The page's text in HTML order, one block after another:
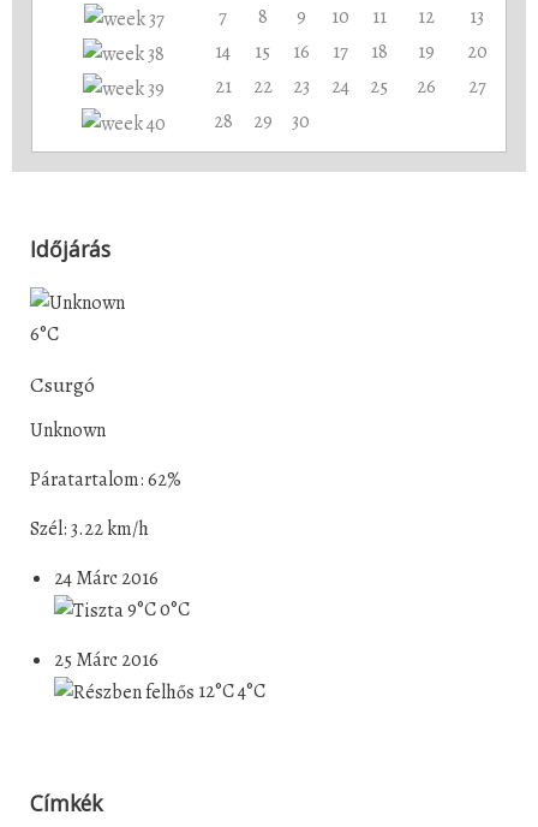
7
8 9 10 11 12
13
14
15 16 17 18 19
20
21
22 23 24 25 26
27
28
29 30
Időjárás
6°C
Csurgó
Unknown
Páratartalom: 62%
Szél: 3.22 km/h
24 Márc 2016
9°C0°C
25 Márc 2016
12°C4°C
Címkék